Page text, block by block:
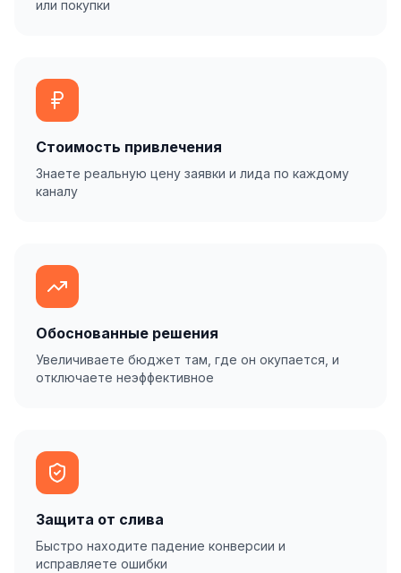
или покупки
Стоимость привлечения
Знаете реальную цену заявки и лида по каждому
каналу
Обоснованные решения
Увеличиваете бюджет там, где он окупается, и
отключаете неэффективное
Защита от слива
Быстро находите падение конверсии и
исправляете ошибки